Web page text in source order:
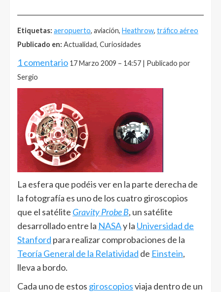
Etiquetas: aeropuerto, aviación, Heathrow, tráfico aéreo
Publicado en: Actualidad, Curiosidades
1 comentario 17 Marzo 2009 – 14:57 | Publicado por
Sergio
La esfera que podéis ver en la parte derecha de
la fotografía es uno de los cuatro giroscopios
que el satélite Gravity Probe B, un satélite
desarrollado entre la NASAy la Universidad de
Stanford para realizar comprobaciones de la
Teoría General de la Relatividad de Einstein,
lleva a bordo.
Cada uno de estos giroscopiosviaja dentro de un